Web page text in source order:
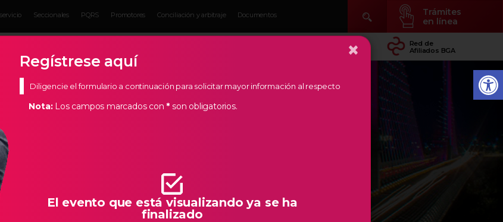
Seccionales PQRS Promotores Conciliación y arbitraje Documentos
Trámites
en línea
Conocer Temás
Red de
Afiliados BGA
creemos en los empresarios de nuestra
necesarias para que la creación de
de Santander.
×
Regístrese aquí
Diligencie el formulario a continuación para solicitar mayor información al respecto
Nota:Los campos marcados con * son obligatorios.
El evento que está visualizando ya se ha
finalizado